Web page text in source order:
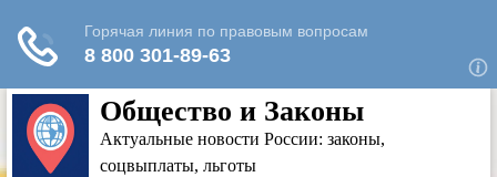
Общество и Законы
Актуальные новости России: законы,
соцвыплаты, льготы
Для любых предложений по сайту: rk-
reestr@cp9.ru